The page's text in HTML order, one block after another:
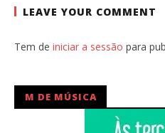
LEAVE YOUR COMMENT
Tem de iniciar a sessão para
M DE MÚSICA